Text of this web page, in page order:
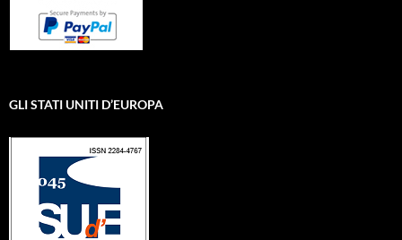
GLI STATI UNITI D’EUROPA